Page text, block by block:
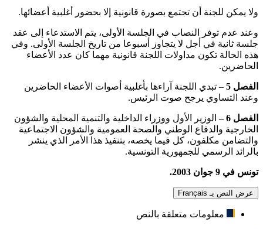
ولا يمكن للجنة أن تجتمع بصورة قانونية إلا بحضور أغلبية أعضائها.
وعند عدم توفر النصاب في الجلسة الأولى، يتم الاستدعاء إلى عقد
جلسة ثانية في أجل لا يتجاوز أسبوعا من تاريخ الجلسة الأولى. وفي
هذه الحالة تكون مداولات اللجنة قانونية مهما كان عدد الأعضاء
الحاضرين.
الفصل 5
– تبدي اللجنة آراءها بأغلبية أصوات الأعضاء الحاضرين
وعند التساوي يرجح صوت الرئيس.
الفصل 6 –
الوزير الأول ووزراء الداخلية والتنمية المحلية والشؤون
الخارجية والدفاع الوطني والصحة العمومية والشؤون الاجتماعية
والتضامن مكلفون، كل فيما يخصه، بتنفيذ هذا الأمر الذي ينشر
بالرائد الرسمي للجمهورية التونسية.
تونس في 9 جوان 2003.
عرض النص بـ Français
معلومات متعلقة بالنص